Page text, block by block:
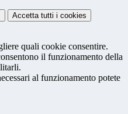
Accetta tutti i cookies
quali cookie consentire.
il funzionamento della
al funzionamento potete